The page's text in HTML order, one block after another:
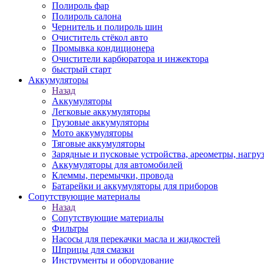
Полироль фар
Полироль салона
Чернитель и полироль шин
Очиститель стёкол авто
Промывка кондиционера
Очистители карбюратора и инжектора
быстрый старт
Аккумуляторы
Назад
Аккумуляторы
Легковые аккумуляторы
Грузовые аккумуляторы
Мото аккумуляторы
Тяговые аккумуляторы
Зарядные и пусковые устройства, ареометры,
Аккумуляторы для автомобилей
Клеммы, перемычки, провода
Батарейки и аккумуляторы для приборов
Сопутствующие материалы
Назад
Сопутствующие материалы
Фильтры
Насосы для перекачки масла и жидкостей
Шприцы для смазки
Инструменты и оборудование